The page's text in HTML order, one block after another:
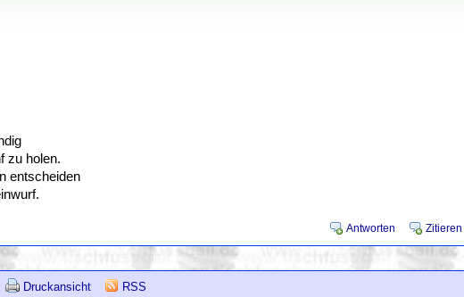
zu holen.
entscheiden
Antworten Zitieren
Druckansicht RSS